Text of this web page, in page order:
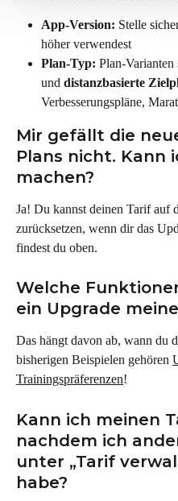
App-Version: Stelle
höher verwendest
Plan-Typ: Plan-
und distanzbasierte
Verbesserungspläne,
Mir gefällt die
Plans nicht. Kann
machen?
Ja! Du kannst deinen Tarif auf
zurücksetzen, wenn dir das
findest du oben.
Welche
ein Upgrade
Das hängt davon ab, wann du
bisherigen Beispielen gehören
Trainingspräferenzen!
Kann ich meinen
nachdem ich
unter „Tarif
habe?